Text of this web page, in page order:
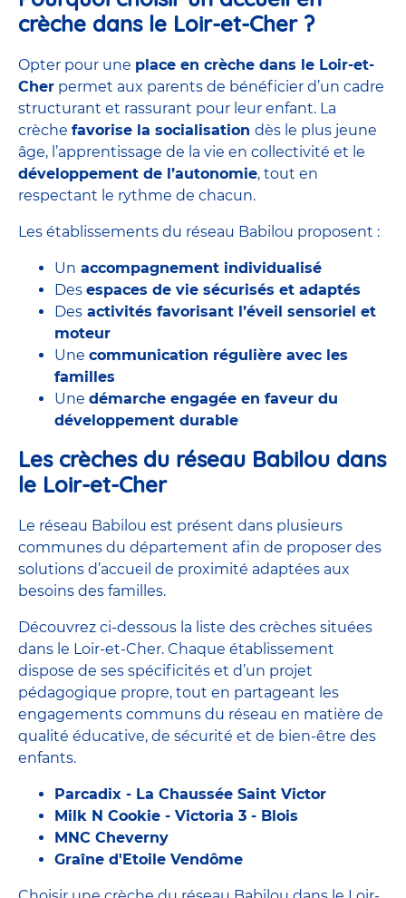
crèche dans le Loir-et-Cher ?
Opter pour une place en crèche dans le Loir-et-
Cher permet aux parents de bénéficier d’un cadre
structurant et rassurant pour leur enfant. La
crèche favorise la socialisation dès le plus jeune
âge, l’apprentissage de la vie en collectivité et le
développement de l’autonomie, tout en
respectant le rythme de chacun.
Les établissements du réseau Babilou proposent :
Un accompagnement individualisé
Des espaces de vie sécurisés et adaptés
Des activités favorisant l’éveil sensoriel et
moteur
Une communication régulière avec les
familles
Une démarche engagée en faveur du
développement durable
Les crèches du réseau Babilou dans
le Loir-et-Cher
Le réseau Babilou est présent dans plusieurs
communes du département afin de proposer des
solutions d’accueil de proximité adaptées aux
besoins des familles.
Découvrez ci-dessous la liste des crèches situées
dans le Loir-et-Cher. Chaque établissement
dispose de ses spécificités et d’un projet
pédagogique propre, tout en partageant les
engagements communs du réseau en matière de
qualité éducative, de sécurité et de bien-être des
enfants.
Parcadix - La Chaussée Saint Victor
Milk N Cookie - Victoria 3 - Blois
MNC Cheverny
Graîne d'Etoile Vendôme